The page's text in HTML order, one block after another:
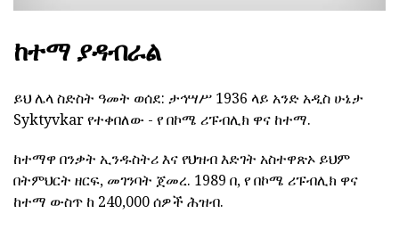
ከተማ ያዳብራል
ይህ ሌላ ስድስት ዓመት ወሰደ: ታኅሣሥ 1936 ላይ አንድ አዲስ ሁኔታ
Syktyvkar የተቀበለው - የ በኮሜ ሪፑብሊክ ዋና ከተማ.
ከተማዋ በንቃት ኢንዱስትሪ እና የህዝብ እድገት አስተዋጽኦ ይህም
በትምህርት ዘርፍ, መገንባት ጀመረ. 1989 በ, የ በኮሜ ሪፑብሊክ ዋና
ከተማ ውስጥ ከ 240,000 ሰዎች ሕዝብ.